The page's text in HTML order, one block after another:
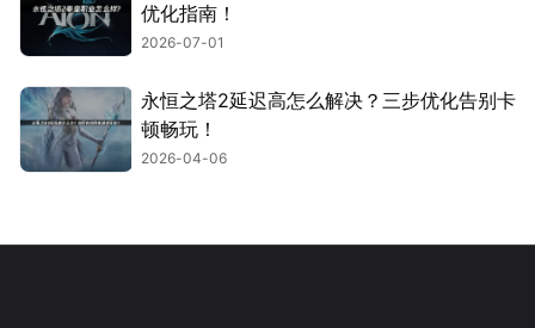
优化指南！
2026-07-01
永恒之塔2延迟高怎么解决？三步优化告别卡
顿畅玩！
2026-04-06